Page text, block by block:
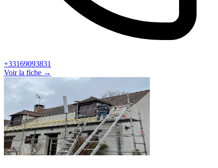
+33169093831
Voir la fiche →